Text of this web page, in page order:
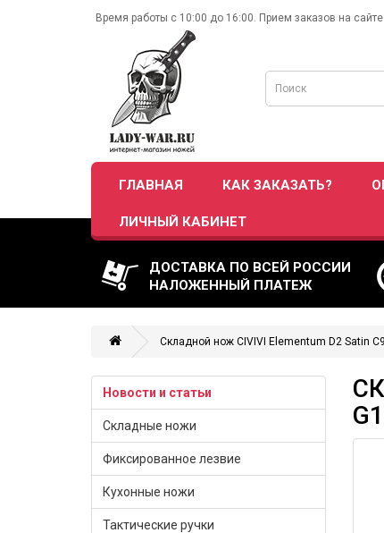
Время работы с 10:00 до 16:00. Прием заказов на сайте
ГЛАВНАЯ КАК ЗАКАЗАТЬ?
ЛИЧНЫЙ КАБИНЕТ
ДОСТАВКА ПО ВСЕЙ РОССИИ
НАЛОЖЕННЫЙ ПЛАТЕЖ
Складной нож CIVIVI Elementum D2 Satin
Новости и статьи
Складные ножи
Фиксированное лезвие
Кухонные ножи
Тактические ручки